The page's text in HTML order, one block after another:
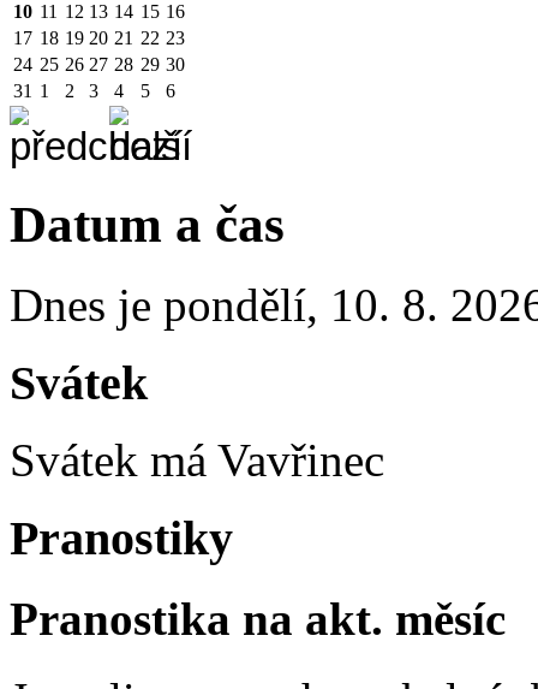
10 11 12 13 14 15 16
17 18 19 20 21 22 23
24 25 26 27 28 29 30
31 1 2 3 4 5 6
Datum a čas
Dnes je pondělí, 10. 8.
Svátek
Svátek má Vavřinec
Pranostiky
Pranostika na akt. měsíc